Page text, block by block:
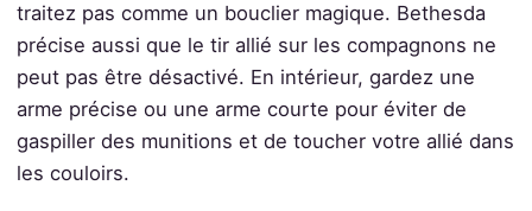
traitez pas comme un bouclier magique. Bethesda
précise aussi que le tir allié sur les compagnons ne
peut pas être désactivé. En intérieur, gardez une
arme précise ou une arme courte pour éviter de
gaspiller des munitions et de toucher votre allié dans
les couloirs.